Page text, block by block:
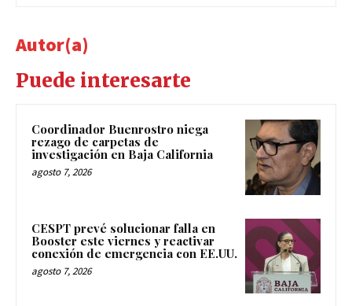
Autor(a)
Puede interesarte
Coordinador Buenrostro niega
rezago de carpetas de
investigación en Baja California
agosto 7, 2026
CESPT prevé solucionar falla en
Booster este viernes y reactivar
conexión de emergencia con EE.UU.
agosto 7, 2026